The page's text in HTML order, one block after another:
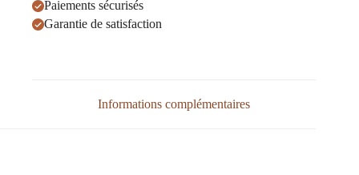
Paiements sécurisés
Garantie de satisfaction
Informations complémentaires